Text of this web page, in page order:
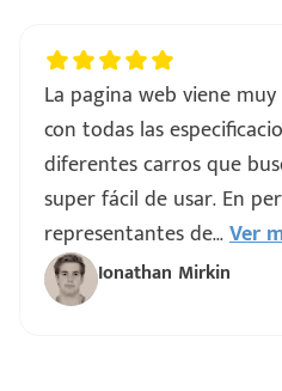
La pagina web viene
con todas las
diferentes carros que
super fácil de usar. En
representantes de...Ver
Ionathan Mirkin